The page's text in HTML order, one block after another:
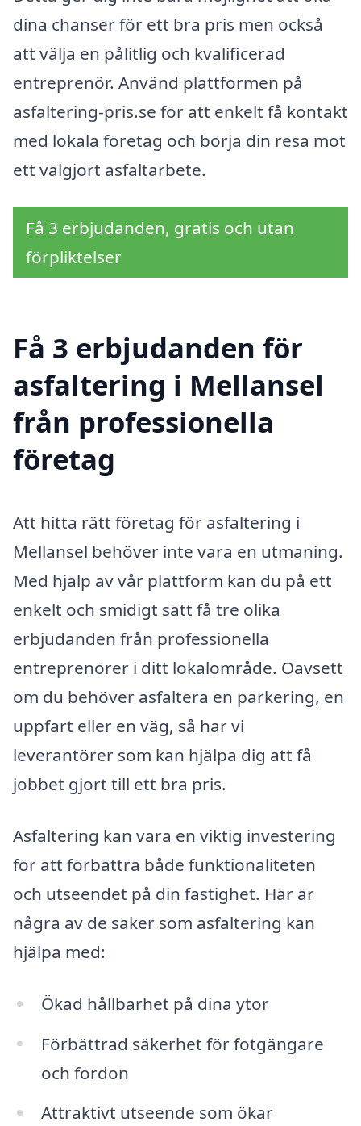
dina chanser för ett bra pris men också
att välja en pålitlig och kvalificerad
entreprenör. Använd plattformen på
asfaltering-pris.se för att enkelt få kontakt
med lokala företag och börja din resa mot
ett välgjort asfaltarbete.
Få 3 erbjudanden, gratis och utan
förpliktelser
Få 3 erbjudanden för
asfaltering i Mellansel
från professionella
företag
Att hitta rätt företag för asfaltering i
Mellansel behöver inte vara en utmaning.
Med hjälp av vår plattform kan du på ett
enkelt och smidigt sätt få tre olika
erbjudanden från professionella
entreprenörer i ditt lokalområde. Oavsett
om du behöver asfaltera en parkering, en
uppfart eller en väg, så har vi
leverantörer som kan hjälpa dig att få
jobbet gjort till ett bra pris.
Asfaltering kan vara en viktig investering
för att förbättra både funktionaliteten
och utseendet på din fastighet. Här är
några av de saker som asfaltering kan
hjälpa med:
Ökad hållbarhet på dina ytor
Förbättrad säkerhet för fotgängare
och fordon
Attraktivt utseende som ökar